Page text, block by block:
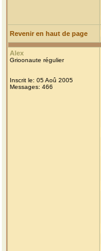
Revenir en haut de page
Alex
Grioonaute régulier
Inscrit le: 05 Aoû 2005
Messages: 466